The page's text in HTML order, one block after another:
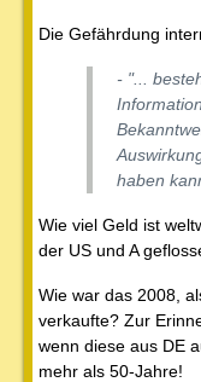
Die Gefährdung
- "...
haben
Wie viel Geld ist
der US und A
Wie war das 2008,
verkaufte? Zur
wenn diese aus DE
mehr als 50-Jahre!